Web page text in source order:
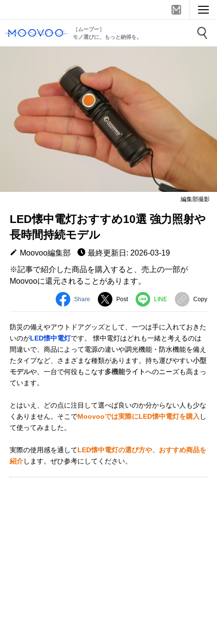
［ムーブー］
モノ選びに、もっと納得を。
編集部撮影
LED懐中電灯おすすめ10選 強力照射や
長時間持続モデル
Moovoo編集部
最終更新日: 2026-03-19
※記事で紹介した商品を購入すると、売上の一部が
Moovooに還元されることがあります。
Share Post LINE Copy
防災の備えやアウトドアグッズとして、一つは手に入れておきた
いのがLED懐中電灯です。 懐中電灯はどれも一緒と考えるのは
間違いで、商品によって電源の違いや調光機能・防水機能を備え
たタイプなど、さまざまな種類があります。持ち運びやすい小型
モデルや、一台で何役もこなす多機能ライトへのニーズも高まっ
ています。
とはいえ、どの点に注目して選べば良いのか分からない人も少な
くありません。そこでMoovooでは実際にLED懐中電灯を購入 し
て使ってみました。
実際の使用感を通してLED懐中電灯の選び方や、おすすめ商品を
紹介します。ぜひ参考にしてください。